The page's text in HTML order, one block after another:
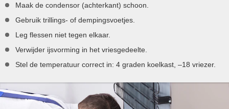
Maak de condensor (achterkant) schoon.
Gebruik trillings- of dempingsvoetjes.
Leg flessen niet tegen elkaar.
Verwijder ijsvorming in het vriesgedeelte.
Stel de temperatuur correct in: 4 graden koelkast, –18 vriezer.